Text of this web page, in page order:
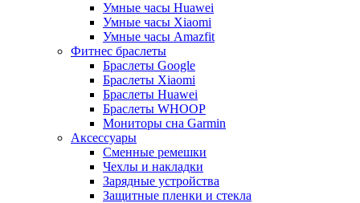
Умные часы Huawei
Умные часы Xiaomi
Умные часы Amazfit
Фитнес браслеты
Браслеты Google
Браслеты Xiaomi
Браслеты Huawei
Браслеты WHOOP
Мониторы сна Garmin
Аксессуары
Сменные ремешки
Чехлы и накладки
Зарядные устройства
Защитные пленки и стекла